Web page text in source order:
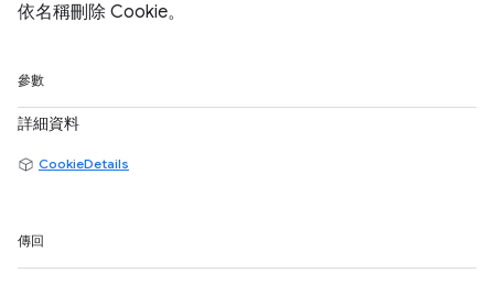
依名稱刪除 Cookie。
參數
詳細資料
CookieDetails
傳回